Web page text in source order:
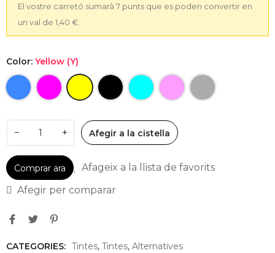
El vostre carretó sumarà 7 punts que es poden convertir en
un val de 1,40 €.
Color: Yellow (Y)
− + Afegir a la cistella
Comprar ara
Afageix a la llista de favorits
Afegir per comparar
CATEGORIES: Tintes, Tintes, Alternatives